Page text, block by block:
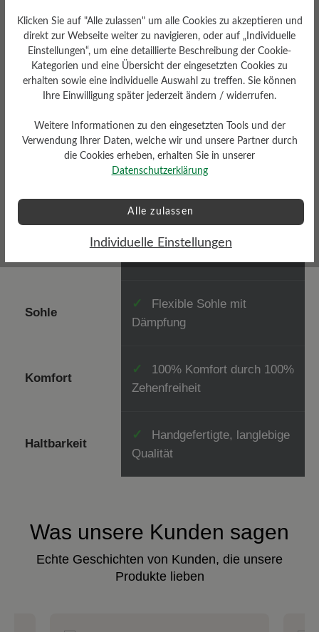
BÄR Schuhe
Zehenraum
✓ Breiter Zehenraum für
natürliche Ausbreitung
Absatzhöhe
✓ Null Absatz für gesunde
Haltung
Sohle
✓
Flexible Sohle mit
Dämpfung
Komfort
✓
100% Komfort durch 100%
Zehenfreiheit
Haltbarkeit
✓
Handgefertigte, langlebige
Qualität
Was unsere Kunden sagen
Echte Geschichten von Kunden, die unsere
Produkte lieben
Klicken Sie auf "Alle zulassen" um alle Cookies zu akzeptieren und
direkt zur Webseite weiter zu navigieren, oder auf „Individuelle
Einstellungen“, um eine detaillierte Beschreibung der Cookie-
Kategorien und eine Übersicht der eingesetzten Cookies zu
erhalten sowie eine individuelle Auswahl zu treffen. Sie können
Ihre Einwilligung später jederzeit ändern / widerrufen.
Weitere Informationen zu den eingesetzten Tools und der
Verwendung Ihrer Daten, welche wir und unsere Partner durch
die Cookies erheben, erhalten Sie in unserer
Datenschutzerklärung
Alle zulassen
Individuelle Einstellungen